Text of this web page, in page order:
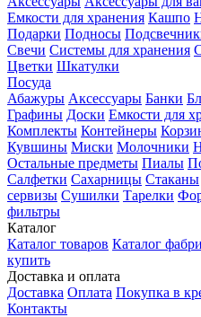
Емкости для хранения Кашпо
Подарки Подносы
Свечи Системы для хранения
Цветки Шкатулки
Посуда
Абажуры Аксессуары Банки
Графины Доски Емкости для
Комплекты Контейнеры
Кувшины Миски Молочники
Остальные предметы Пиалы
Салфетки Сахарницы Стаканы
сервизы Сушилки Тарелки
фильтры
Каталог
Каталог товаров Каталог
купить
Доставка и оплата
Доставка Оплата Покупка в
Контакты